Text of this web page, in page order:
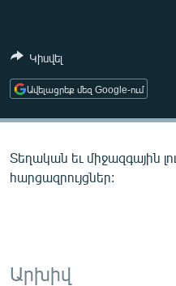
ՄԵԿՆԱԲԱՆՈՒԹՅՈՒՆ
ԿՈՐՈՆԱՎԻՐՈՒՍ
ԱՐԽԻՎ
ՁԳՏԵԼՈՎ ԼԱՎԱԳՈՒՅՆԻՆ
Կիսվել
Ավելացրեք մեզ Google-ում
Տեղական եւ միջազգային
հարցազրույցներ:
Արխիվ